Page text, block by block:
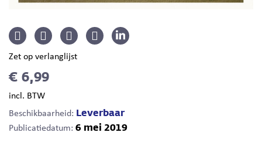
Zet op verlanglijst
€ 6,99
incl. BTW
Beschikbaarheid: Leverbaar
Publicatiedatum: 6 mei 2019